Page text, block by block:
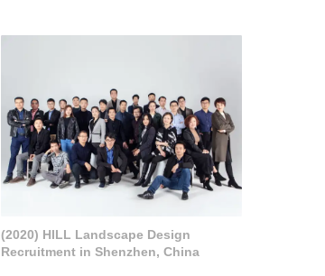
(2020) HILL Landscape Design
Recruitment in Shenzhen, China